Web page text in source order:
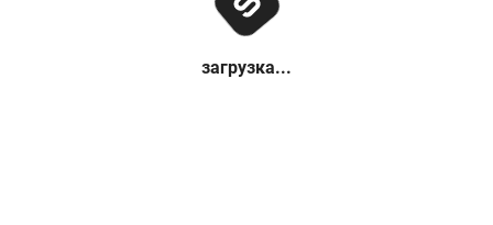
загрузка...